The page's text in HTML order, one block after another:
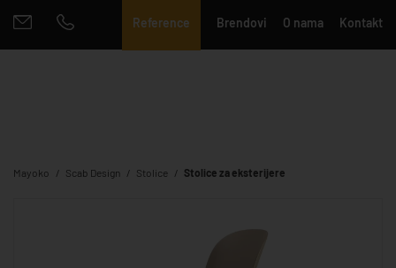
Reference Brendovi O nama Kontakt
Mayoko Scab Design Stolice Stolice za eksterijere